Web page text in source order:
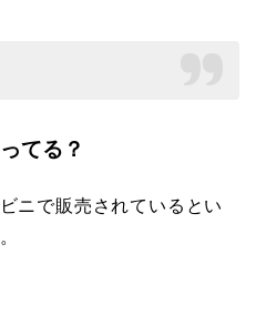
てる？
ニで販売されているとい